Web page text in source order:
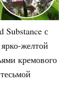
Substance с
желтой
кремового